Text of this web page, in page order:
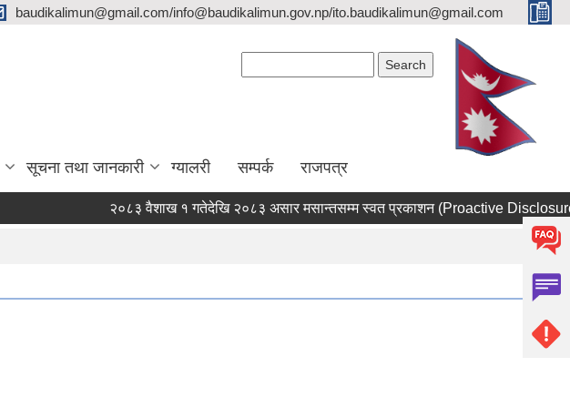
baudikalimun@gmail.com/info@baudikalimun.gov.np/ito.baudikalimun@gmail.com
सूचना तथा जानकारी ग्यालरी सम्पर्क राजपत्र
२०८३ वैशाख १ गतेदेखि २०८३ असार मसान्तसम्म स्वत प्रकाशन (Proactive Disclosure) ।